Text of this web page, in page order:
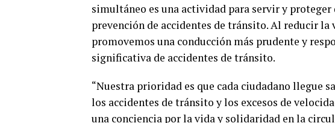
simultáneo es una actividad para servir y
prevención de accidentes de tránsito. Al reducir la
promovemos una conducción más prudente y
significativa de accidentes de tránsito.
“Nuestra prioridad es que cada ciudadano llegue
los accidentes de tránsito y los excesos de
una conciencia por la vida y solidaridad en la